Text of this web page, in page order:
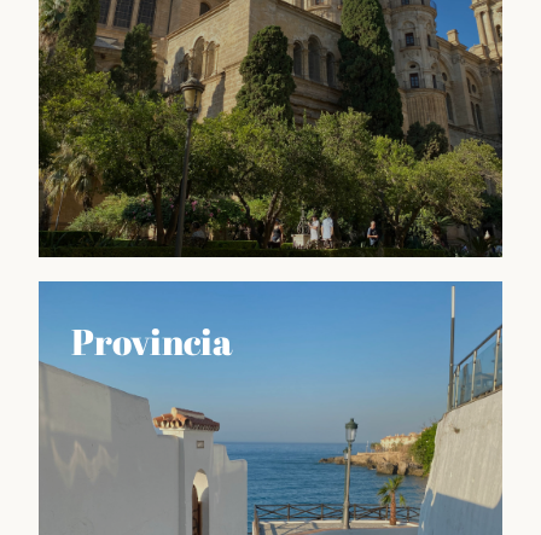
Descubrir
GUÍA de Málaga es una herramienta imprescindible
para aquellos que quieren sacar el máximo partido a
su visita a esta ciudad vibrante y llena de vida. Aquí
encontrarás información detallada y actualizada
sobre los principales atractivos turísticos de Málaga,
como sus museos, monumentos históricos, playas,
Provincia